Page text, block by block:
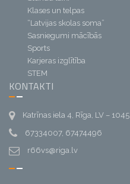
Klases un telpas
“Latvijas skolas soma”
Sasniegumi mācībās
Sports
Karjeras izglītība
STEM
KONTAKTI
Katrīnas iela 4, Rīga, LV – 1045
67334007, 67474496
r66vs@riga.lv